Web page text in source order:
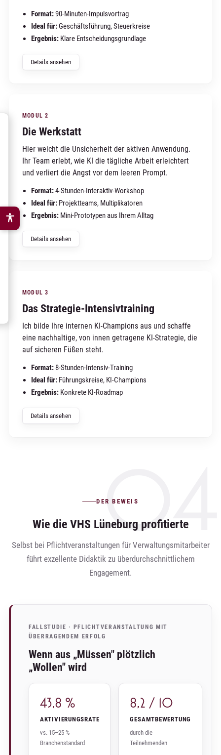
Format:90-Minuten-Impulsvortrag
Ideal für:Geschäftsführung, Steuerkreise
Ergebnis:Klare Entscheidungsgrundlage
Details ansehen
MODUL 2
Die Werkstatt
Hier weicht die Unsicherheit der aktiven Anwendung.
Ihr Team erlebt, wie KI die tägliche Arbeit erleichtert
und verliert die Angst vor dem leeren Prompt.
Format:4-Stunden-Interaktiv-Workshop
Ideal für:Projektteams, Multiplikatoren
Ergebnis:Mini-Prototypen aus Ihrem Alltag
Details ansehen
MODUL 3
Das Strategie-Intensivtraining
Ich bilde Ihre internen KI-Champions aus und schaffe
eine nachhaltige, von innen getragene KI-Strategie, die
auf sicheren Füßen steht.
Format:8-Stunden-Intensiv-Training
Ideal für:Führungskreise, KI-Champions
Ergebnis:Konkrete KI-Roadmap
Details ansehen
DER BEWEIS
Wie die VHS Lüneburg profitierte
Selbst bei Pflichtveranstaltungen für Verwaltungsmitarbeiter
führt exzellente Didaktik zu überdurchschnittlichem
Engagement.
FALLSTUDIE · PFLICHTVERANSTALTUNG MIT
ÜBERRAGENDEM ERFOLG
Wenn aus „Müssen" plötzlich
„Wollen" wird
43,8 %
AKTIVIERUNGSRATE
vs. 15–25 %
Branchenstandard
8,2 / 10
GESAMTBEWERTUNG
durch die
Teilnehmenden